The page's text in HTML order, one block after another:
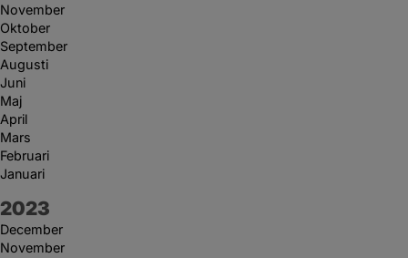
November
Oktober
September
Augusti
Juni
Maj
April
Mars
Februari
Januari
År:
2023
December
November